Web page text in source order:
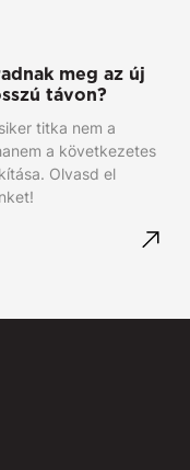
meg az új
távon?
titka nem a
a következetes
Olvasd el